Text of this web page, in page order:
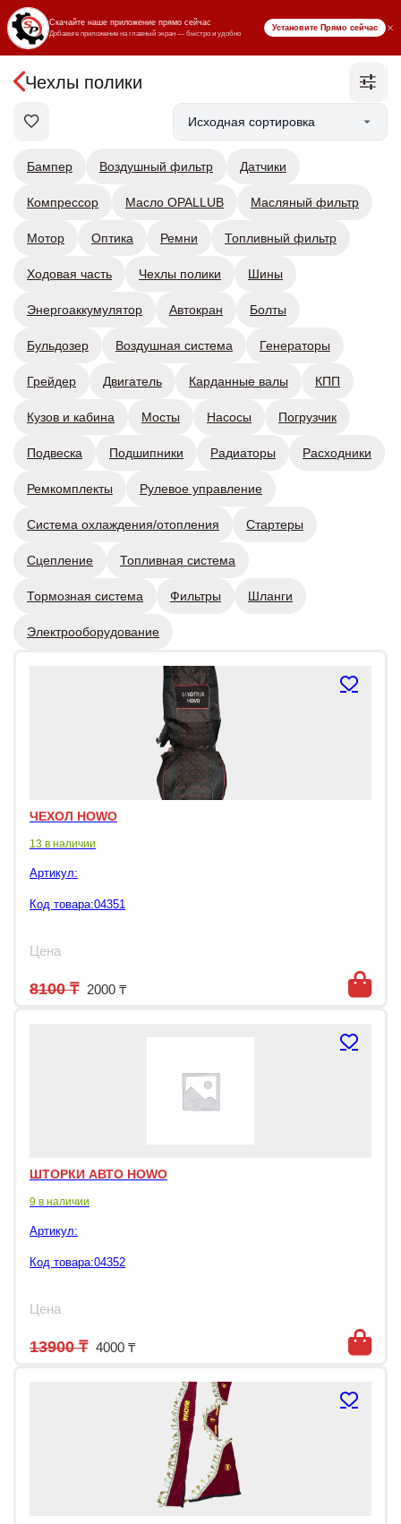
₸ KZT
Чехлы полики
Бампер Воздушный фильтр Датчики
Компрессор Масло OPALLUB Масляный фильтр
Мотор Оптика Ремни Топливный фильтр
Ходовая часть Чехлы полики Шины
Энергоаккумулятор Автокран Болты
Бульдозер Воздушная система Генераторы
Грейдер Двигатель Карданные валы КПП
Кузов и кабина Мосты Насосы Погрузчик
Подвеска Подшипники Радиаторы Расходники
Ремкомплекты Рулевое управление
Система охлаждения/отопления Стартеры
Сцепление Топливная система
Тормозная система Фильтры Шланги
Электрооборудование
ЧЕХОЛ HOWO
13 в наличии
Артикул:
Код товара:04351
Цена
8100₸ Первоначальная цена составляла
2000 ₸Текущая цена: 2000 ₸.
ШТОРКИ АВТО HOWO
9 в наличии
Артикул:
Код товара:04352
Цена
13900₸ Первоначальная цена составляла
4000 ₸Текущая цена: 4000 ₸.